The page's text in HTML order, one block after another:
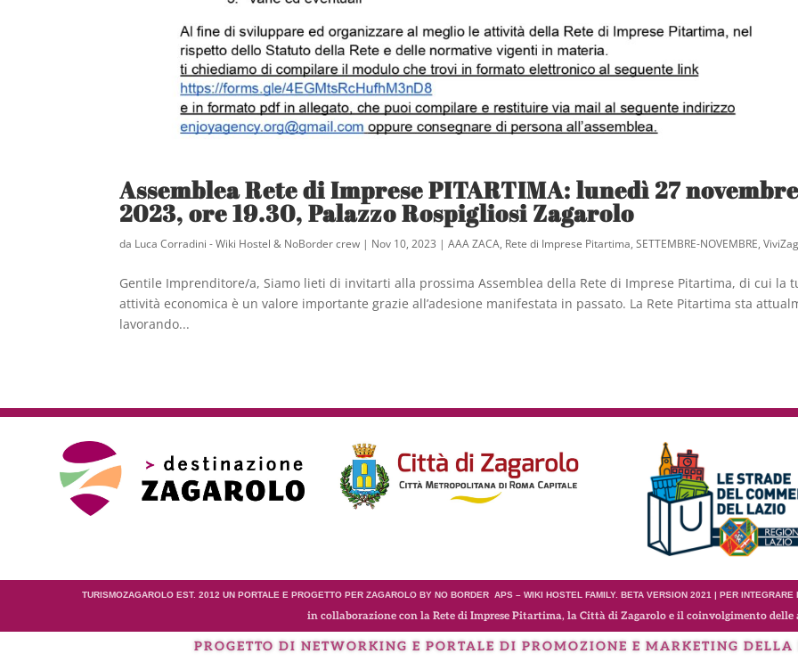
Assemblea Rete di Imprese PITARTIMA: lunedì 27 novembre
2023, ore 19.30, Palazzo Rospigliosi Zagarolo
da Luca Corradini - Wiki Hostel & NoBorder crew | Nov 10, 2023 |AAA ZACA, Rete di Imprese Pitartima,SETTEMBRE-NOVEMBRE,
Gentile Imprenditore/a, Siamo lieti di invitarti alla prossima Assemblea della Rete di Imprese Pitartima, di cui la
attività economica è un valore importante grazie all’adesione manifestata in passato. La Rete Pitartima sta
lavorando...
TURISMOZAGAROLO EST. 2012 UN PORTALE E PROGETTO PER ZAGAROLO BY NO BORDER APS – WIKI HOSTEL FAMILY. BETA VERSION 2021 | PER
in collaborazione con la Rete di Imprese Pitartima, la Città di Zagarolo e il coinvolgimento delle
PROGETTO DI NETWORKING E PORTALE DI PROMOZIONE E MARKETING DELLA